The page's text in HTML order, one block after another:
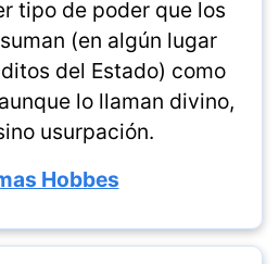
tipo de poder que los
(en algún lugar
del Estado) como
lo llaman divino,
usurpación.
Hobbes